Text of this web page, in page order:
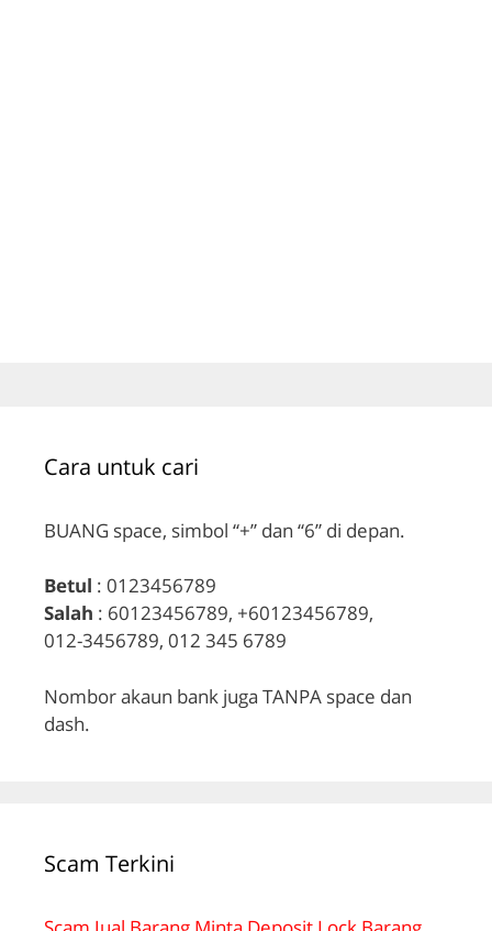
Cara untuk cari
BUANG space, simbol “+” dan “6” di depan.
Betul : 0123456789
Salah : 60123456789, +60123456789,
012-3456789, 012 345 6789
Nombor akaun bank juga TANPA space dan
dash.
Scam Terkini